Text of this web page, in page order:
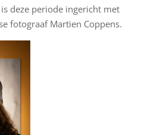
deze periode ingericht met
fotograaf Martien Coppens.